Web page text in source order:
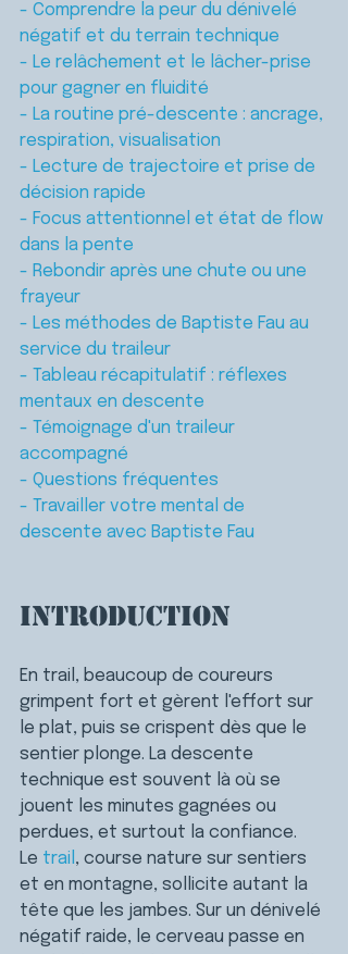
- Comprendre la peur du dénivelé
négatif et du terrain technique
- Le relâchement et le lâcher-prise
pour gagner en fluidité
- La routine pré-descente : ancrage,
respiration, visualisation
- Lecture de trajectoire et prise de
décision rapide
- Focus attentionnel et état de flow
dans la pente
- Rebondir après une chute ou une
frayeur
- Les méthodes de Baptiste Fau au
service du traileur
- Tableau récapitulatif : réflexes
mentaux en descente
- Témoignage d'un traileur
accompagné
- Questions fréquentes
- Travailler votre mental de
descente avec Baptiste Fau
Introduction
En trail, beaucoup de coureurs
grimpent fort et gèrent l'effort sur
le plat, puis se crispent dès que le
sentier plonge. La descente
technique est souvent là où se
jouent les minutes gagnées ou
perdues, et surtout la confiance.
Le trail , course nature sur sentiers
et en montagne, sollicite autant la
tête que les jambes. Sur un dénivelé
négatif raide, le cerveau passe en